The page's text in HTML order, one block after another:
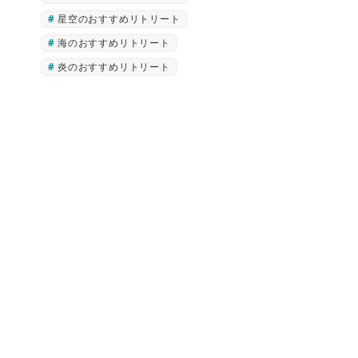
星空のおすすめリトリート
海のおすすめリトリート
炎のおすすめリトリート